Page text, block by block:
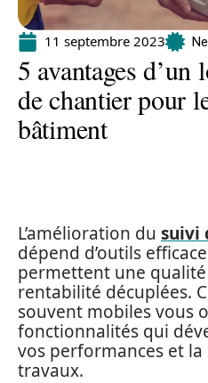
11 septembre 2023
5 avantages
de chantier pour
bâtiment
L’amélioration du suivi
dépend d’outils
permettent une
rentabilité décuplées.
souvent mobiles vous
fonctionnalités qui
vos performances et
travaux.